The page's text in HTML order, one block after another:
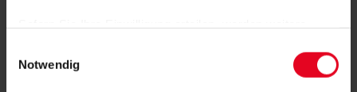
Daten von Ihnen (z.B. persönlichen Identifikatoren oder
IP-Adressen) verarbeitet werden. Durch Klicken auf den
Notwendig
NEWSLETTER